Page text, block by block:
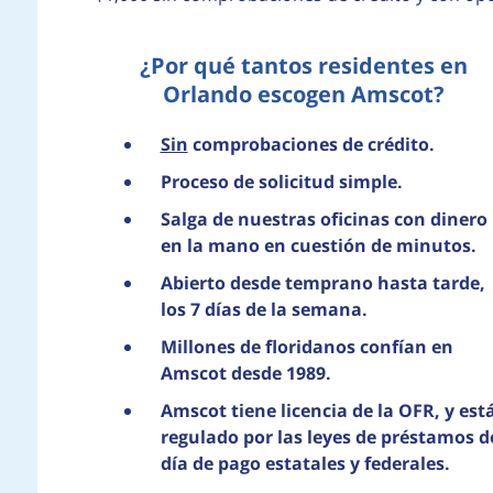
¿Por qué tantos residentes en
Orlando escogen Amscot?
Sin comprobaciones de crédito.
Proceso de solicitud simple.
Salga de nuestras oficinas con dinero
en la mano en cuestión de minutos.
Abierto desde temprano hasta tarde,
los 7 días de la semana.
Millones de floridanos confían en
Amscot desde 1989.
Amscot tiene licencia de la OFR, y
regulado por las leyes de préstamos
día de pago estatales y federales.